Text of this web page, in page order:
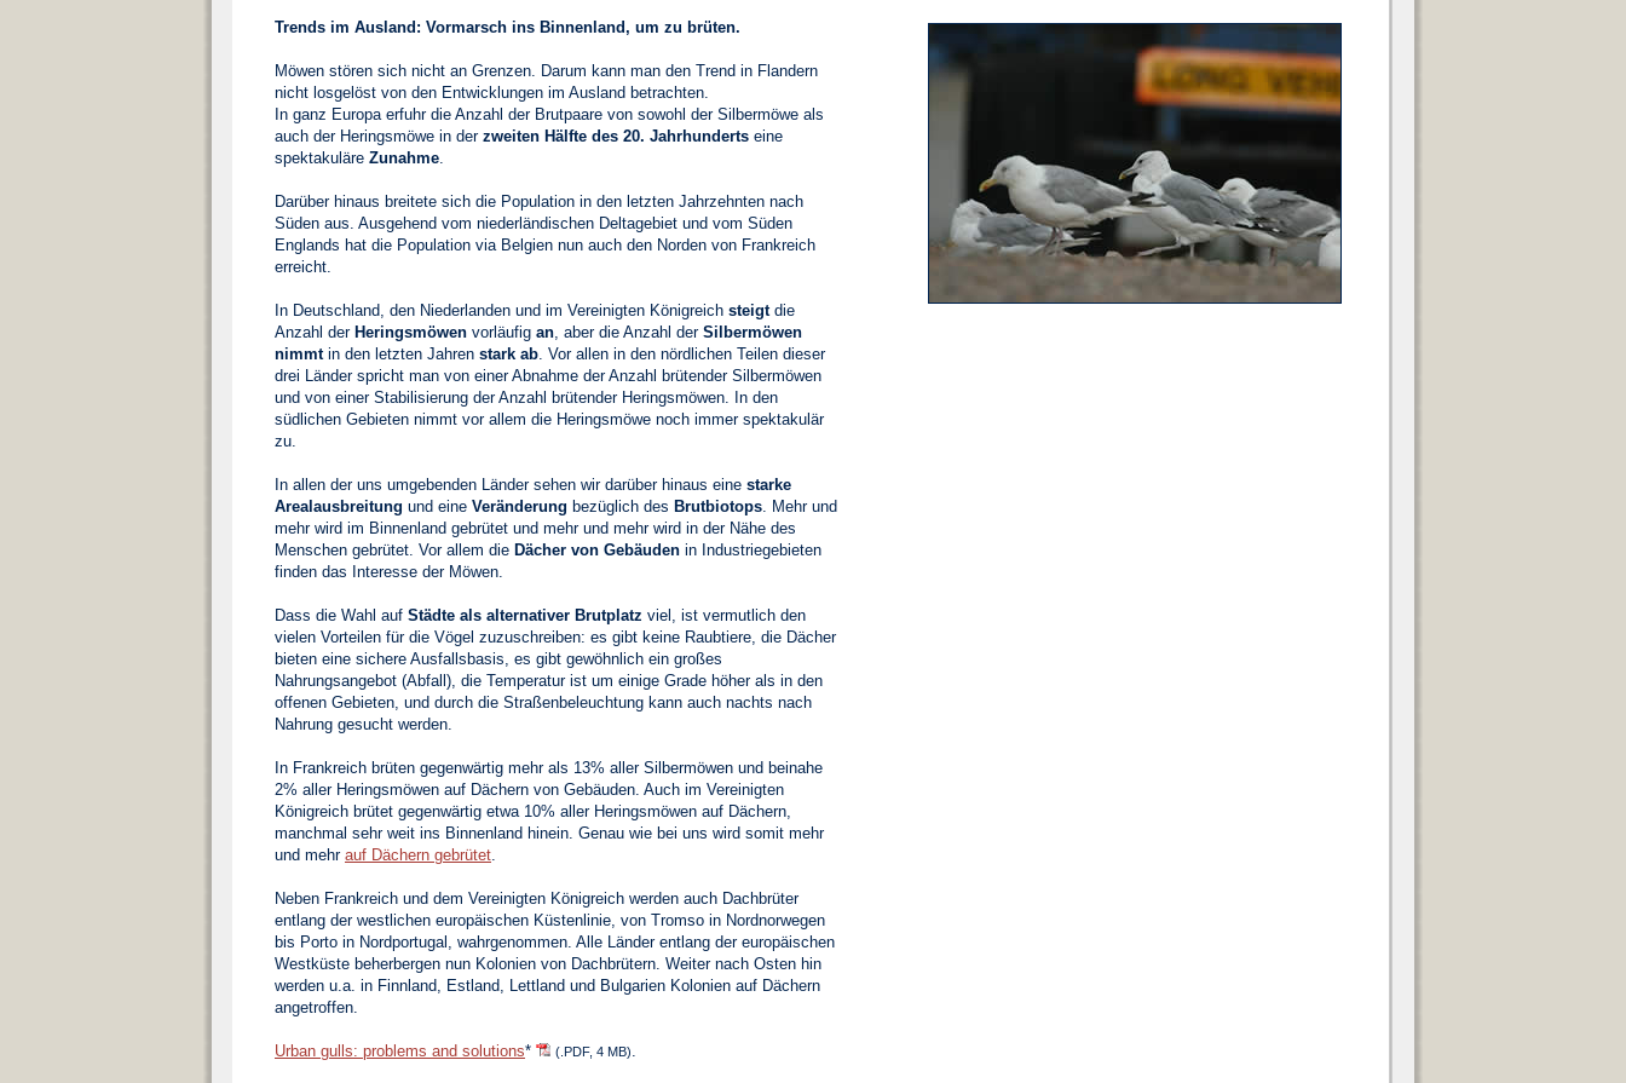
Trends im Ausland: Vormarsch ins Binnenland, um zu brüten.
Möwen stören sich nicht an Grenzen. Darum kann man den Trend in Flandern
nicht losgelöst von den Entwicklungen im Ausland betrachten.
In ganz Europa erfuhr die Anzahl der Brutpaare von sowohl der Silbermöwe als
auch der Heringsmöwe in der zweiten Hälfte des 20. Jahrhunderts eine
spektakuläre Zunahme.
Darüber hinaus breitete sich die Population in den letzten Jahrzehnten nach
Süden aus. Ausgehend vom niederländischen Deltagebiet und vom Süden
Englands hat die Population via Belgien nun auch den Norden von Frankreich
erreicht.
In Deutschland, den Niederlanden und im Vereinigten Königreich steigtdie
Anzahl der Heringsmöwen vorläufig an, aber die Anzahl der Silbermöwen
nimmtin den letzten Jahren stark ab. Vor allen in den nördlichen Teilen dieser
drei Länder spricht man von einer Abnahme der Anzahl brütender Silbermöwen
und von einer Stabilisierung der Anzahl brütender Heringsmöwen. In den
südlichen Gebieten nimmt vor allem die Heringsmöwe noch immer spektakulär
zu.
In allen der uns umgebenden Länder sehen wir darüber hinaus eine starke
Arealausbreitung und eine Veränderung bezüglich des Brutbiotops. Mehr und
mehr wird im Binnenland gebrütet und mehr und mehr wird in der Nähe des
Menschen gebrütet. Vor allem die Dächer von Gebäuden in Industriegebieten
finden das Interesse der Möwen.
Dass die Wahl auf Städte als alternativer Brutplatz viel, ist vermutlich den
vielen Vorteilen für die Vögel zuzuschreiben: es gibt keine Raubtiere, die Dächer
bieten eine sichere Ausfallsbasis, es gibt gewöhnlich ein großes
Nahrungsangebot (Abfall), die Temperatur ist um einige Grade höher als in den
offenen Gebieten, und durch die Straßenbeleuchtung kann auch nachts nach
Nahrung gesucht werden.
In Frankreich brüten gegenwärtig mehr als 13% aller Silbermöwen und beinahe
2% aller Heringsmöwen auf Dächern von Gebäuden. Auch im Vereinigten
Königreich brütet gegenwärtig etwa 10% aller Heringsmöwen auf Dächern,
manchmal sehr weit ins Binnenland hinein. Genau wie bei uns wird somit mehr
und mehr auf Dächern gebrütet.
Neben Frankreich und dem Vereinigten Königreich werden auch Dachbrüter
entlang der westlichen europäischen Küstenlinie, von Tromso in Nordnorwegen
bis Porto in Nordportugal, wahrgenommen. Alle Länder entlang der europäischen
Westküste beherbergen nun Kolonien von Dachbrütern. Weiter nach Osten hin
werden u.a. in Finnland, Estland, Lettland und Bulgarien Kolonien auf Dächern
angetroffen.
Urban gulls: problems and solutions* (.PDF, 4 MB).